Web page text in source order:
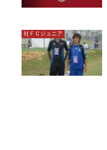
社ＦＣジュニア